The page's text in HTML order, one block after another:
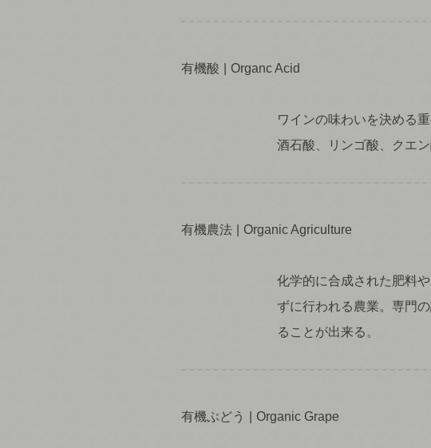
有機酸 Organc Acid
ワインの味わいを決める
酒石酸、リンゴ酸、クエ
有機農法 Organic Agriculture
化学的に合成された肥料
ずに行われる農業。専門
ることが出来る。
有機ぶどう Organic Grape